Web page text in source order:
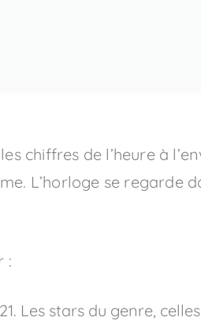
chiffres de l’heure à
L’horloge se regarde
:
Les stars du genre,